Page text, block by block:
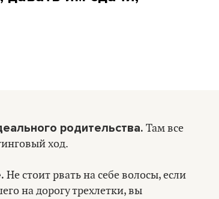
родительства. Там все
ход.
Не стоит рвать на себе волосы, если
на дорогу трехлетки, вы